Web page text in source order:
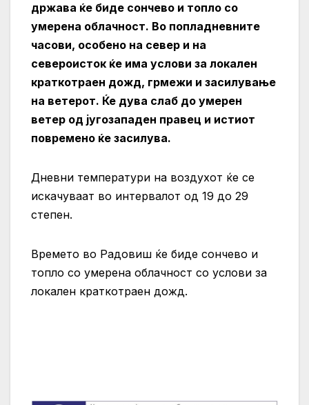
држава ќе биде сончево и топло со
умерена облачност. Во попладневните
часови, особено на север и на
североисток ќе има услови за локален
краткотраен дожд, грмежи и засилување
на ветерот. Ќе дува слаб до умерен
ветер од југозападен правец и истиот
повремено ќе засилува.
Дневни температури на воздухот ќе се
искачуваат во интервалот од 19 до 29
степен.
Времето во Радовиш ќе биде сончево и
топло со умерена облачност со услови за
локален краткотраен дожд.